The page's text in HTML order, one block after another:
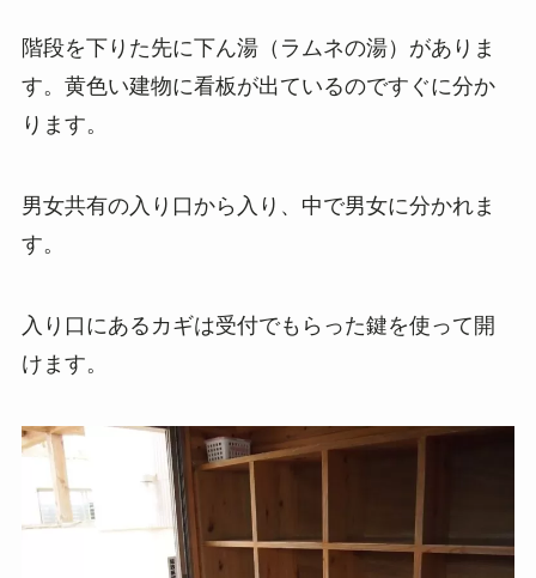
階段を下りた先に下ん湯（ラムネの湯）がありま
す。黄色い建物に看板が出ているのですぐに分か
ります。
男女共有の入り口から入り、中で男女に分かれま
す。
入り口にあるカギは受付でもらった鍵を使って開
けます。